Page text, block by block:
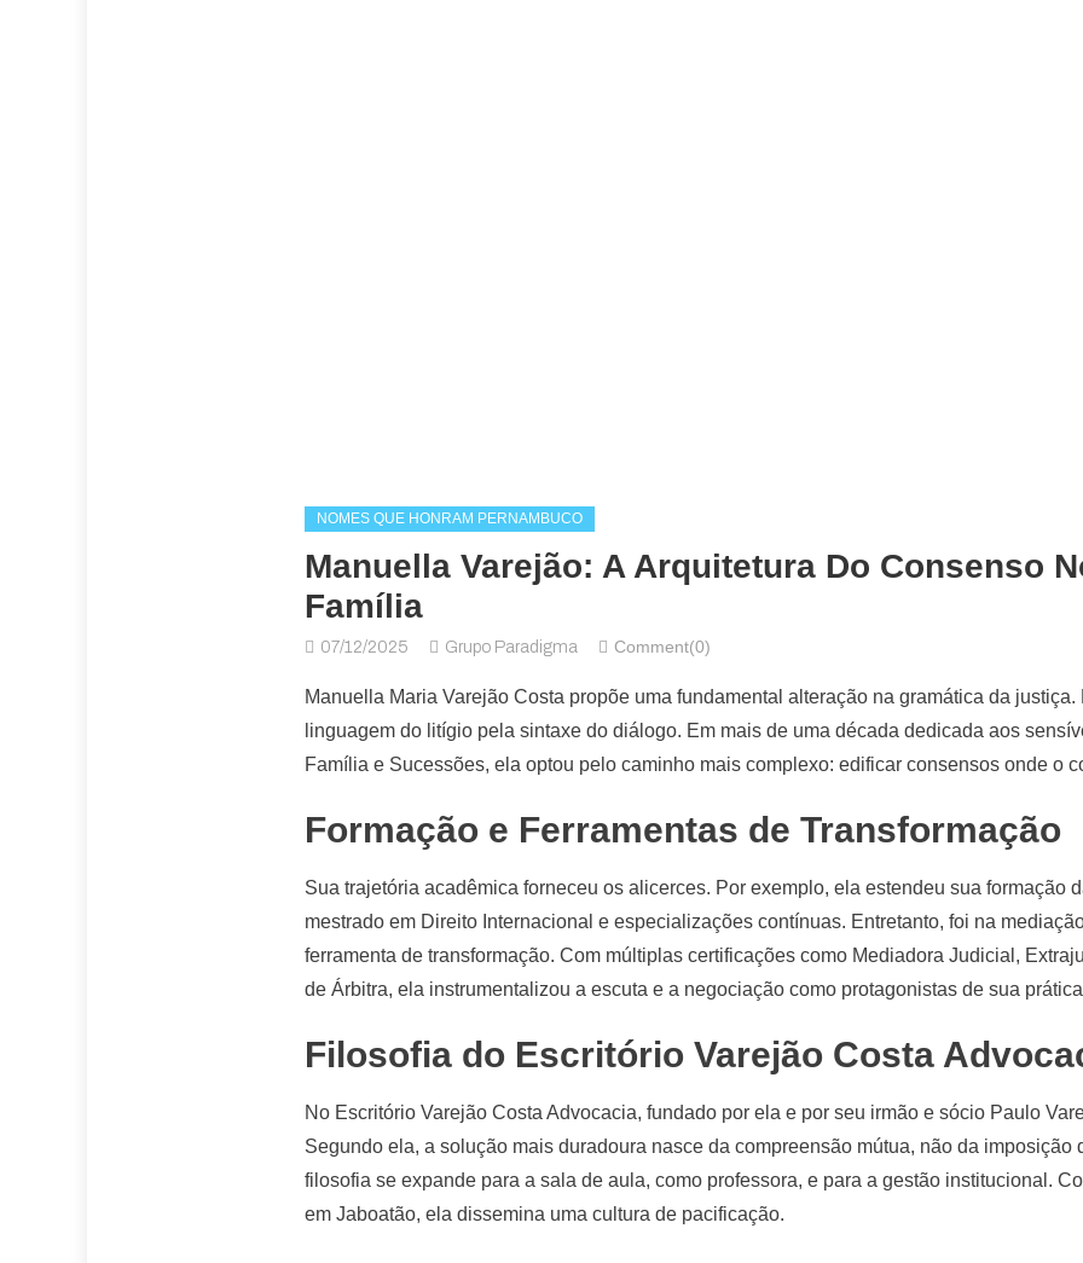
NOMES QUE HONRAM PERNAMBUCO
Manuella Varejão: A Arquitetura Do Consenso
Família
07/12/2025 Grupo Paradigma Comment(0)
Manuella Maria Varejão Costa propõe uma fundamental alteração na gramática da
linguagem do litígio pela sintaxe do diálogo. Em mais de uma década dedicada aos
Família e Sucessões, ela optou pelo caminho mais complexo: edificar consensos onde o
Formação e Ferramentas de Transformação
Sua trajetória acadêmica forneceu os alicerces. Por exemplo, ela estendeu sua formação
mestrado em Direito Internacional e especializações contínuas. Entretanto, foi na
ferramenta de transformação. Com múltiplas certificações como Mediadora Judicial,
de Árbitra, ela instrumentalizou a escuta e a negociação como protagonistas de sua
Filosofia do Escritório Varejão Costa
No Escritório Varejão Costa Advocacia, fundado por ela e por seu irmão e sócio Paulo
Segundo ela, a solução mais duradoura nasce da compreensão mútua, não da imposição
filosofia se expande para a sala de aula, como professora, e para a gestão institucional.
em Jaboatão, ela dissemina uma cultura de pacificação.